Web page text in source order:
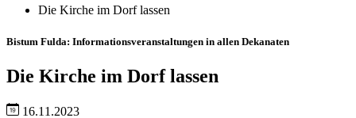
Die Kirche im Dorf lassen
Bistum Fulda: Informationsveranstaltungen in allen Dekanaten
Die Kirche im Dorf lassen
16.11.2023